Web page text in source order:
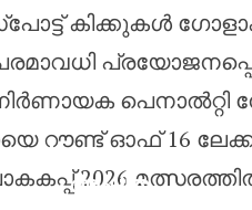
കിക്കുകൾ
പെനാൽറ്റി
റൗണ്ട് ഓഫ് 16
2026
അഷ്മിത